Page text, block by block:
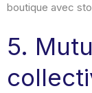
boutique avec
5.